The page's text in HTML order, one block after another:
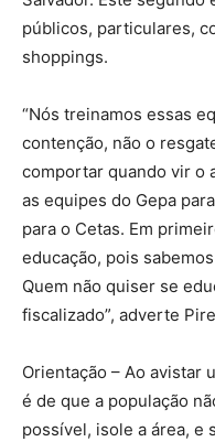
públicos, particulares,
shoppings.
“Nós treinamos essas
contenção, não o
comportar quando vir o
as equipes do Gepa
para o Cetas. Em
educação, pois
Quem não quiser se
fiscalizado”, adverte
Orientação – Ao avistar
é de que a população
possível, isole a área, e